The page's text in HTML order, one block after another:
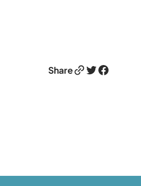
ShareLink Twitter Facebook